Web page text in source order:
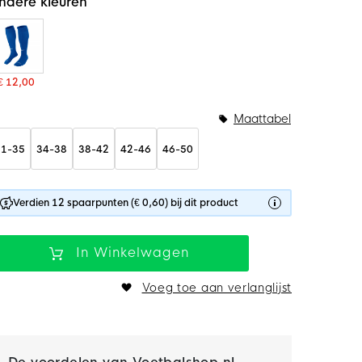
12,00
Maattabel
35 34-38 38-42 42-46 46-50
Verdien 12 spaarpunten (€ 0,60) bij dit product
In Winkelwagen
Voeg toe aan verlanglijst